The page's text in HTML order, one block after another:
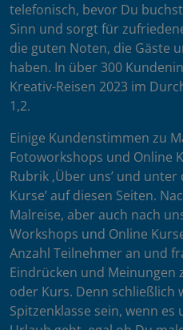
telefonisch, bevor Du
Sinn und sorgt für
die guten Noten, die Gäste
haben. In über 300
Kreativ-Reisen 2023 im
1,2.
Einige Kundenstimmen zu
Fotoworkshops und Online
Rubrik ‚Über uns’ und
Kurse’ auf diesen Seiten.
Malreise, aber auch nach
Workshops und Online
Anzahl Teilnehmer an und
Eindrücken und Meinungen
oder Kurs. Denn schließlich
Spitzenklasse sein, wenn es